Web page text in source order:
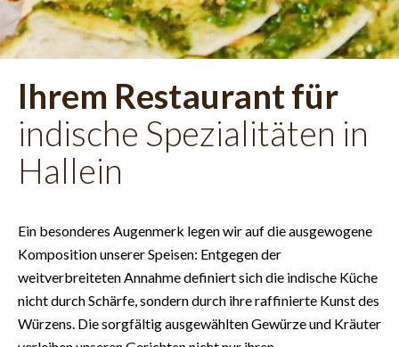
Ihrem Restaurant für
indische Spezialitäten in
Hallein
Ein besonderes Augenmerk legen wir auf die ausgewogene
Komposition unserer Speisen: Entgegen der
weitverbreiteten Annahme definiert sich die indische Küche
nicht durch Schärfe, sondern durch ihre raffinierte Kunst des
Würzens. Die sorgfältig ausgewählten Gewürze und Kräuter